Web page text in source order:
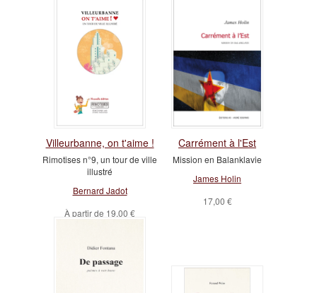
Villeurbanne, on t'aime !
Rimotises n°9, un tour de ville
illustré
Bernard Jadot
À partir de 19,00 €
Carrément à l'Est
Mission en Balanklavie
James Holin
17,00 €